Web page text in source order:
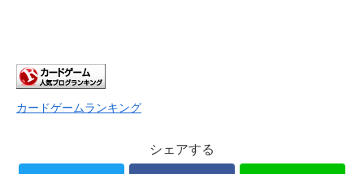
カードゲームランキング
シェアする